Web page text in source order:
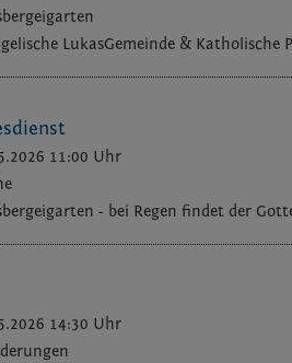
LukasGemeinde & Katholische
11:00 Uhr
- bei Regen findet der
14:30 Uhr